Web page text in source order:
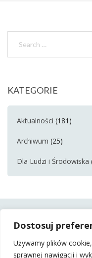
Dostosuj
Używamy plików
sprawnej nawigacji i
KATEGORIE
Aktualności (181)
Archiwum (25)
Dla Ludzi i Środowiska